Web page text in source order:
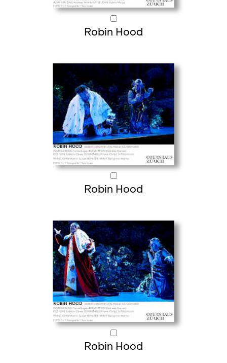
Robin Hood
Robin Hood
Robin Hood